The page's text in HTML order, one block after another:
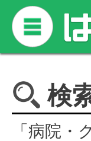
検
「病院・